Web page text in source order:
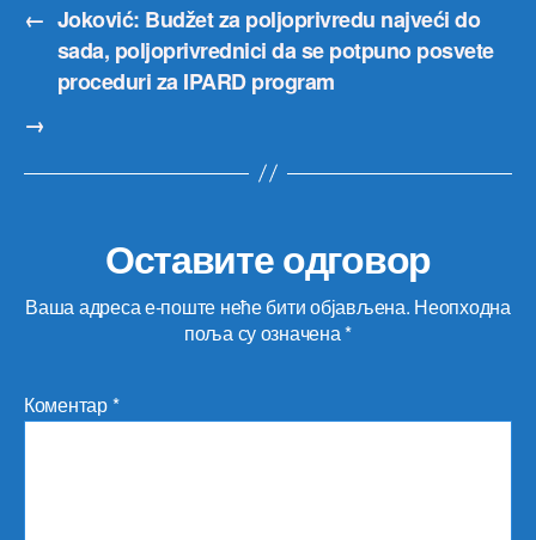
← Joković: Budžet za poljoprivredu najveći do
sada, poljoprivrednici da se potpuno posvete
proceduri za IPARD program
→
Оставите одговор
Ваша адреса е-поште неће бити објављена. Неопходна
поља су означена*
Коментар*